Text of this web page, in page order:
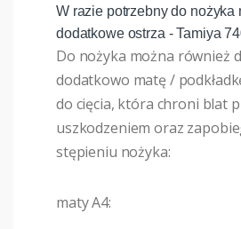
W razie potrzebny do nożyka
dodatkowe ostrza - Tamiya
Do nożyka można również
dodatkowo matę /
do cięcia, która chroni blat
uszkodzeniem oraz
stępieniu nożyka:
maty A4: